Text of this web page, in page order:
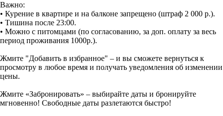
Важно:
• Курение в квартире и на балконе запрещено (штраф 2 000 р.).
• Тишина после 23:00.
• Можно с питомцами (по согласованию, за доп. оплату за весь
период проживания 1000р.).
Жмите "Добавить в избранное" – и вы сможете вернуться к
просмотру в любое время и получать уведомления об изменении
цены.
Жмите «Забронировать» – выбирайте даты и бронируйте
мгновенно! Свободные даты разлетаются быстро!